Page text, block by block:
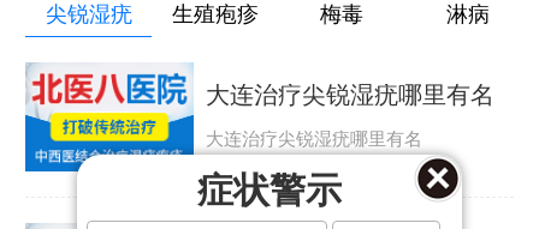
尖锐湿疣 生殖疱疹 梅毒 淋病
大连治疗尖锐湿疣哪里有名
大连治疗尖锐湿疣哪里有名
症状警示